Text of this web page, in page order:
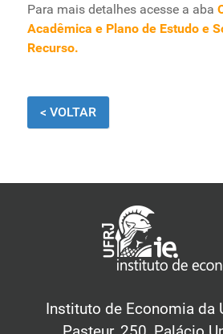
Para mais detalhes acesse a aba
Acadêmica e Plano de Estudo e
Recurso.
< VOLTAR
Instituto de Economia da